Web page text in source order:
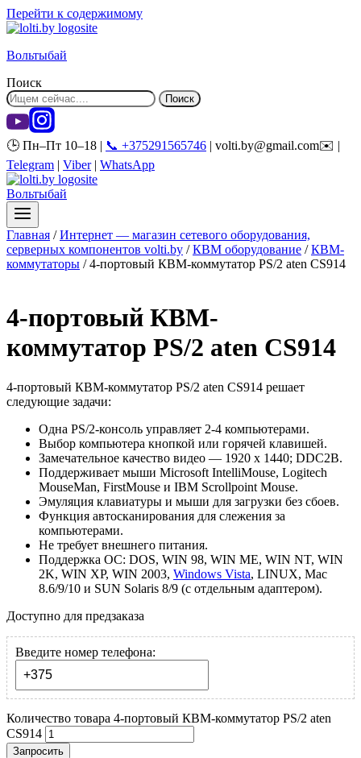
Перейти к содержимому
Вольтыбай
Поиск
Поиск
🕒 Пн–Пт 10–18 | 📞 +375291565746 | volti.by@gmail.com✉️ |
Telegram | Viber| WhatsApp
Вольтыбай
Главная / Интернет — магазин сетевого оборудования,
серверных компонентов volti.by / КВМ оборудование / КВМ-
коммутаторы / 4-портовый КВМ-коммутатор PS/2 aten CS914
4-портовый КВМ-
коммутатор PS/2 aten CS914
4-портовый КВМ-коммутатор PS/2 aten CS914 решает
следующие задачи:
Одна PS/2-консоль управляет 2-4 компьютерами.
Выбор компьютера кнопкой или горячей клавишей.
Замечательное качество видео — 1920 x 1440; DDC2B.
Поддерживает мыши Microsoft IntelliMouse, Logitech
MouseMan, FirstMouse и IBM Scrollpoint Mouse.
Эмуляция клавиатуры и мыши для загрузки без сбоев.
Функция автосканирования для слежения за
компьютерами.
Не требует внешнего питания.
Поддержка ОС: DOS, WIN 98, WIN ME, WIN NT, WIN
2K, WIN XP, WIN 2003, Windows Vista, LINUX, Mac
8.6/9/10 и SUN Solaris 8/9 (с отдельным адаптером).
Доступно для предзаказа
Введите номер телефона:
Количество товара 4-портовый КВМ-коммутатор PS/2 aten
CS914
Запросить